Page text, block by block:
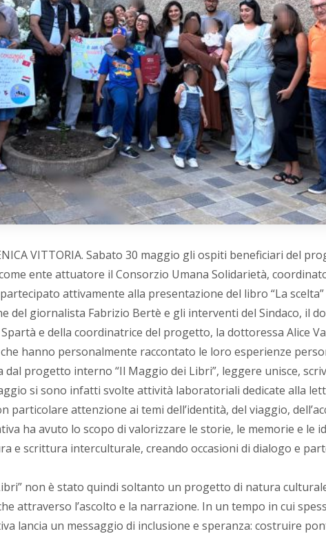
VITTORIA. Sabato 30 maggio gli ospiti beneficiari del
ente attuatore il Consorzio Umana Solidarietà,
attivamente alla presentazione del libro “La
del giornalista Fabrizio Bertè e gli interventi del Sindaco, il
Spartà e della coordinatrice del progetto, la dottoressa Alice
hanno personalmente raccontato le loro esperienze
dal progetto interno “Il Maggio dei Libri”, leggere unisce,
si sono infatti svolte attività laboratoriali dedicate alla
particolare attenzione ai temi dell’identità, del viaggio,
ha avuto lo scopo di valorizzare le storie, le memorie e le
e scrittura interculturale, creando occasioni di dialogo e
non è stato quindi soltanto un progetto di natura
attraverso l’ascolto e la narrazione. In un tempo in cui
lancia un messaggio di inclusione e speranza: costruire